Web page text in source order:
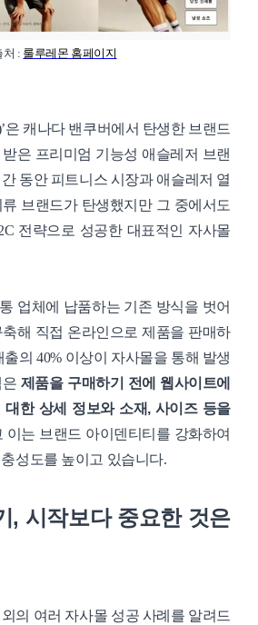
처 : 룰루레몬 홈페이지
은 캐나다 밴쿠버에서 탄생한 브랜드
은 프리미엄 기능성 애슬레저 브랜
동안 피트니스 시장과 애슬레저 열
브랜드가 탄생했지만 그 중에서도
전략으로 성공한 대표적인 자사몰
업체에 납품하는 기존 방식을 벗어
해 직접 온라인으로 제품을 판매하
의 40% 이상이 자사몰을 통해 발생
제품을 구매하기 전에 웹사이트에
한 상세 정보와 소재, 사이즈 등을
이는 브랜드 아이덴티티를 강화하여
성도를 높이고 있습니다.
, 시작보다 중요한 것은
의 여러 자사몰 성공 사례를 알려드